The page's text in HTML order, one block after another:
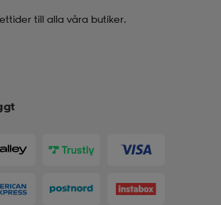
till alla våra butiker.